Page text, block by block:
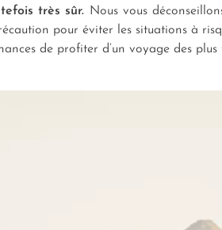
très sûr.
Nous vous
pour éviter les situations à
de profiter d’un voyage des plus